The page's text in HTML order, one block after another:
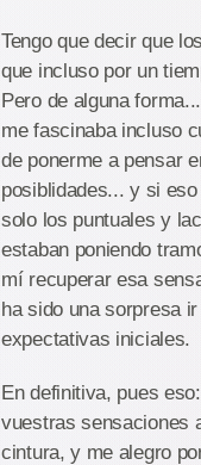
Tengo que decir que
que incluso por un
Pero de alguna
me fascinaba incluso
de ponerme a pensar
posiblidades... y si
solo los puntuales y
estaban poniendo
mí recuperar esa
ha sido una sorpresa
expectativas iniciales.
En definitiva, pues
vuestras sensaciones
cintura, y me alegro